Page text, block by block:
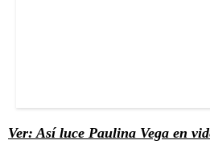
Ver: Así luce Paulina Vega en